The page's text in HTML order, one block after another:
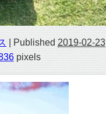
Published 2019-02-23
pixels